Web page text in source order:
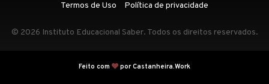
Termos de Uso Política de privacidade
© 2026 Instituto Educacional Saber. Todos os direitos reservados.
Feito com por Castanheira.Work